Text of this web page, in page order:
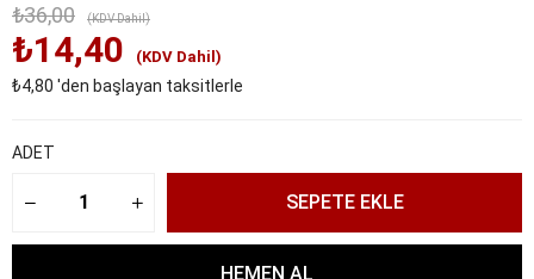
₺36,00 (KDV Dahil)
₺14,40 (KDV Dahil)
₺4,80 'den başlayan taksitlerle
ADET